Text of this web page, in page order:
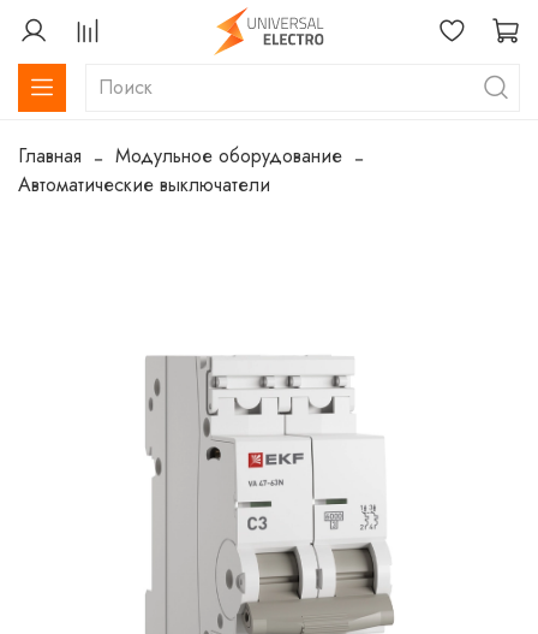
Главная
Модульное оборудование
Автоматические выключатели